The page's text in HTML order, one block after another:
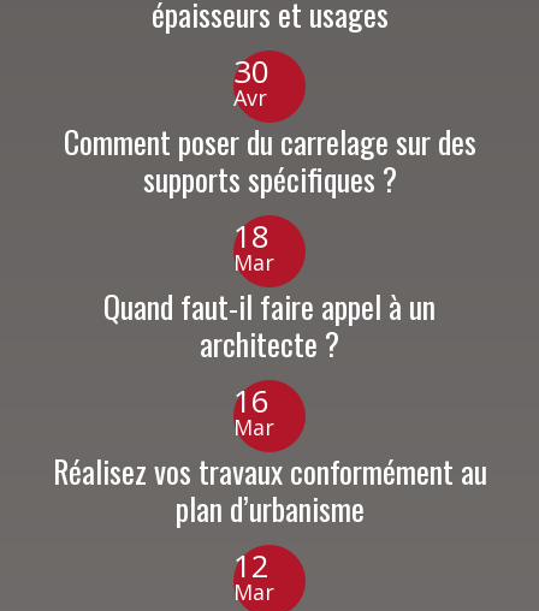
épaisseurs et usages
30
Avr
Comment poser du carrelage sur des
supports spécifiques ?
18
Mar
Quand faut-il faire appel à un
architecte ?
16
Mar
Réalisez vos travaux conformément au
plan d’urbanisme
12
Mar